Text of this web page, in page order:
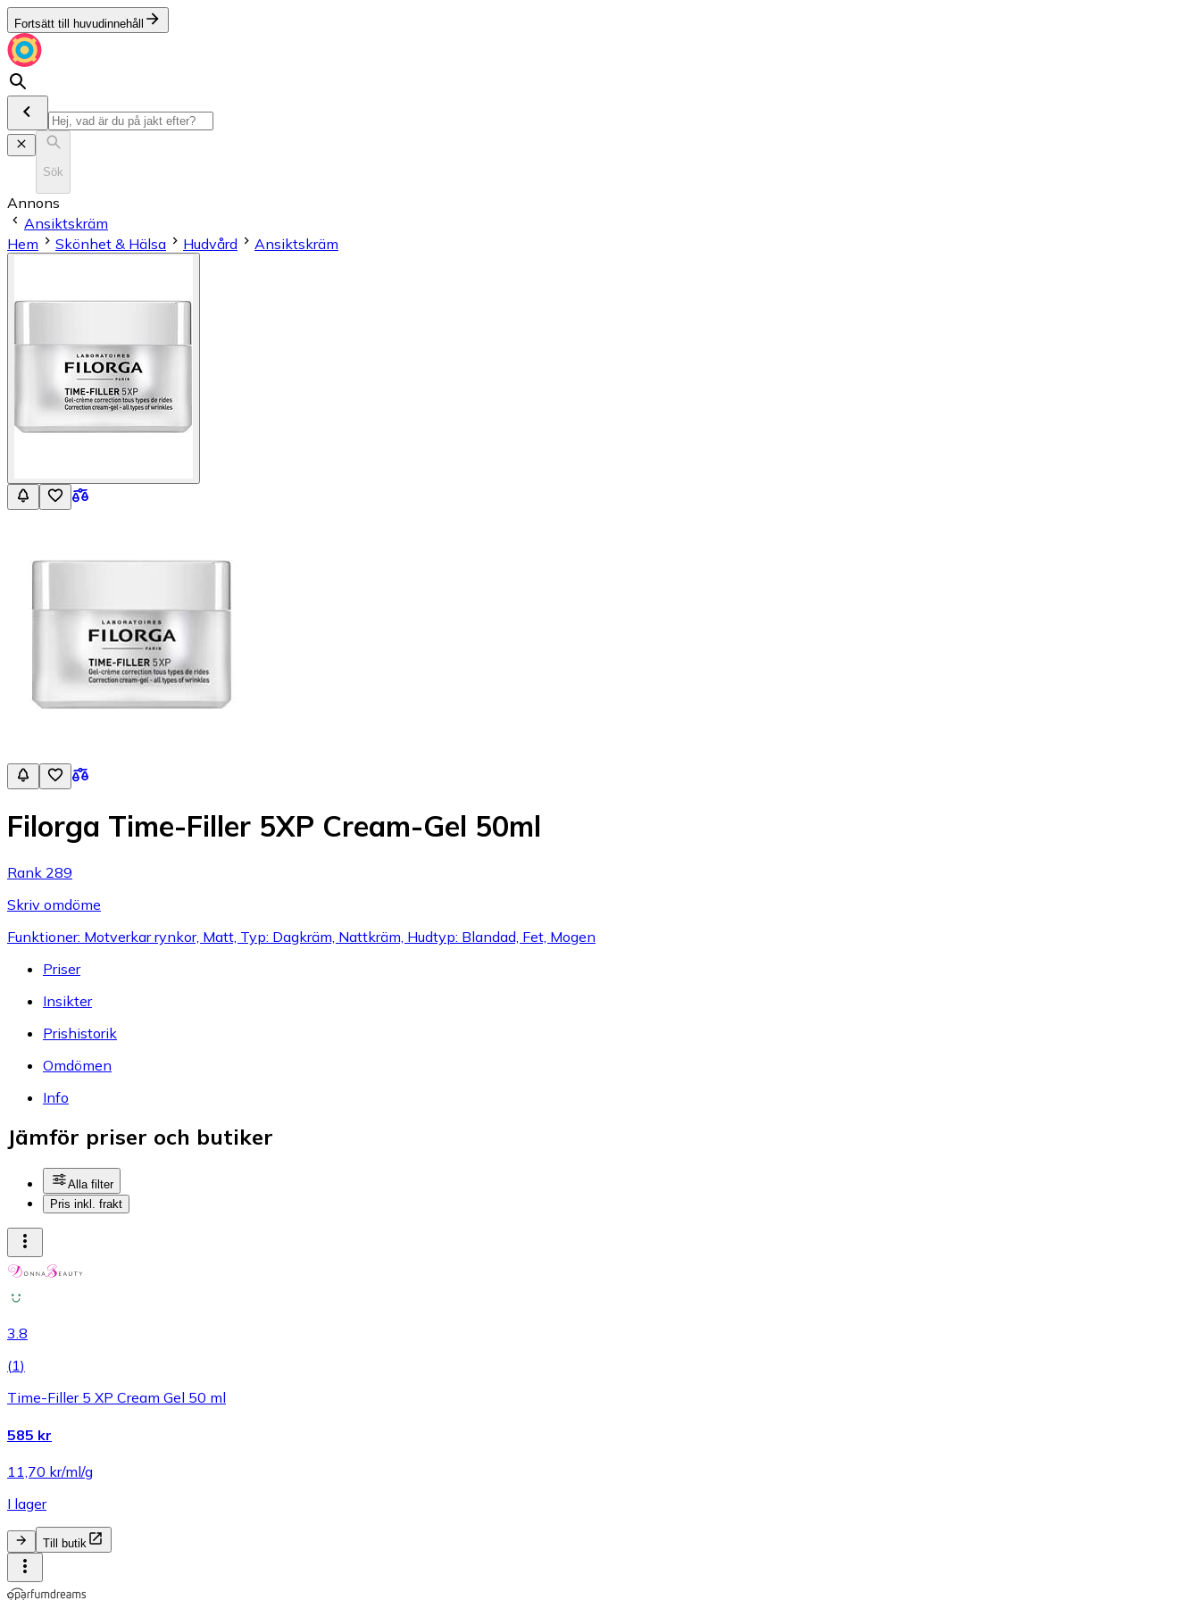
Fortsätt till huvudinnehåll
Sök
Annons
Ansiktskräm
Hem
Skönhet & Hälsa Hudvård Ansiktskräm
Filorga Time-Filler 5XP Cream-Gel 50ml
Rank 289
Skriv omdöme
Funktioner: Motverkar rynkor, Matt, Typ: Dagkräm, Nattkräm, Hudtyp: Blandad, Fet, Mogen
Priser
Insikter
Prishistorik
Omdömen
Info
Jämför priser och butiker
Alla filter
Pris inkl. frakt
3.8
(1)
Time-Filler 5 XP Cream Gel 50 ml
585 kr
11,70 kr/ml/g
I lager
Till butik